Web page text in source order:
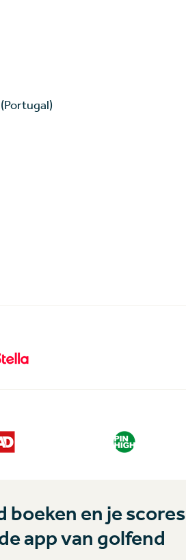
en je scores
app van golfend